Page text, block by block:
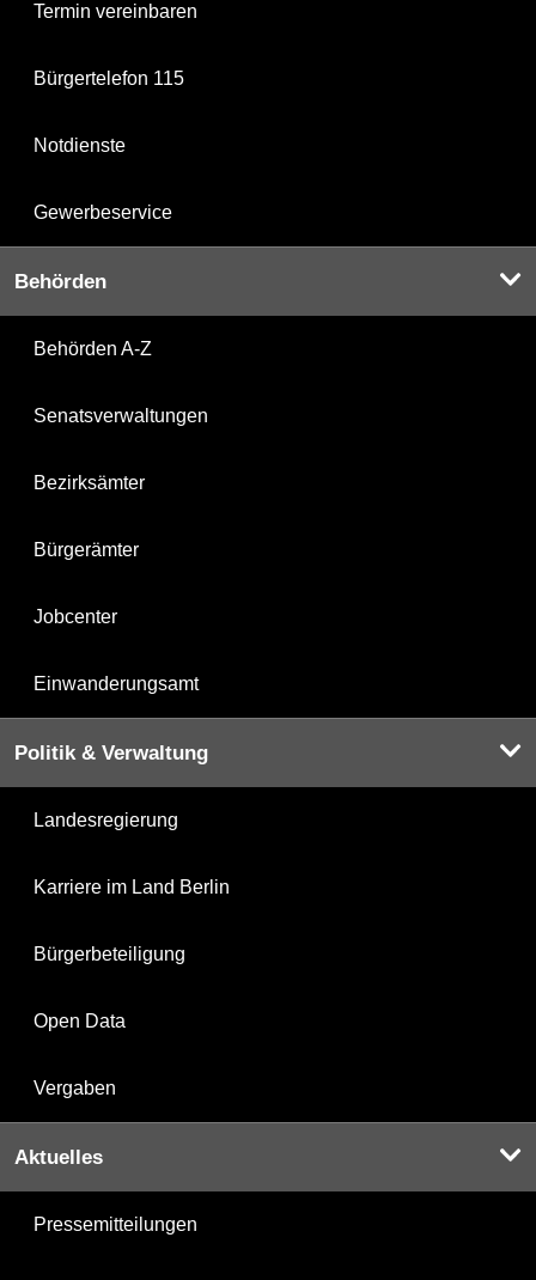
Termin vereinbaren
Bürgertelefon 115
Notdienste
Gewerbeservice
Behörden
Behörden A-Z
Senatsverwaltungen
Bezirksämter
Bürgerämter
Jobcenter
Einwanderungsamt
Politik & Verwaltung
Landesregierung
Karriere im Land Berlin
Bürgerbeteiligung
Open Data
Vergaben
Aktuelles
Pressemitteilungen